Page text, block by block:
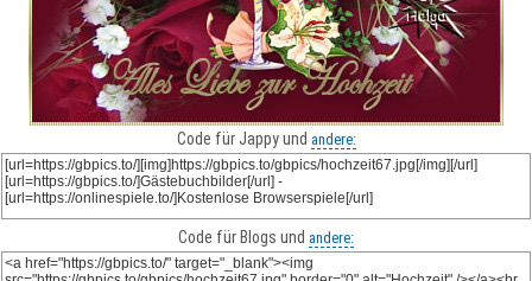
Code für Jappy und andere:
Code für Blogs und andere: